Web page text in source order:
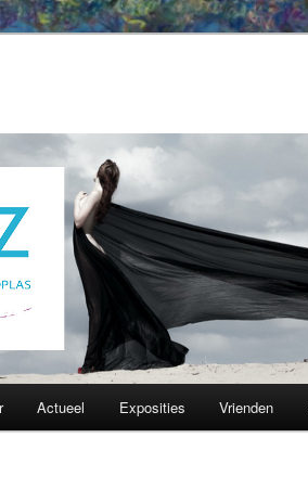
Actueel Exposities Vrienden